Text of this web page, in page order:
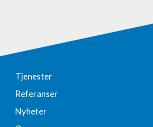
Tjenester
Referanser
Nyheter